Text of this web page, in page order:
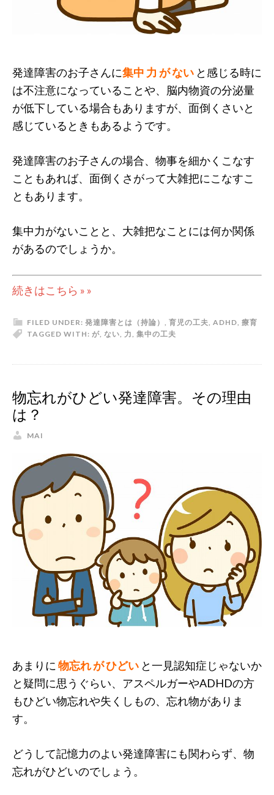
発達障害のお子さんに集中 力 が ない と感じる時に
は不注意になっていることや、脳内物資の分泌量
が低下している場合もありますが、面倒くさいと
感じているときもあるようです。
発達障害のお子さんの場合、物事を細かくこなす
こともあれば、面倒くさがって大雑把にこなすこ
ともあります。
集中力がないことと、大雑把なことには何か関係
があるのでしょうか。
続きはこちら » »
FILED UNDER: 発達障害とは（持論） , 育児の工夫, ADHD, 療育
の工夫
TAGGED WITH: が, ない, 力, 集中
物忘れがひどい発達障害。その理由
は？
MAI
あまりに 物忘れ が ひどい と一見認知症じゃないか
と疑問に思うぐらい、アスペルガーやADHDの方
もひどい物忘れや失くしもの、忘れ物がありま
す。
どうして記憶力のよい発達障害にも関わらず、物
忘れがひどいのでしょう。